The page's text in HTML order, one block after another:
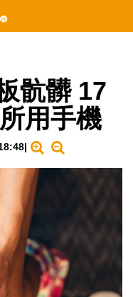
骯髒 17
用手機
|